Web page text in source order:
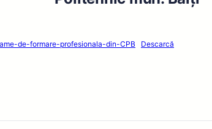
de-formare-profesionala-din-CPB Descarcă